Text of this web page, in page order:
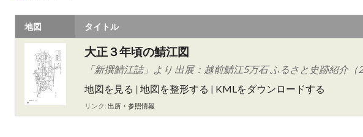
地図 タイトル
大正３年頃の鯖江図
「新撰鯖江誌」より 出展：越前鯖江5万石 ふるさと史跡紹介
地図を見る | 地図を整形する | KMLをダウンロードする
リンク: 出所・参照情報